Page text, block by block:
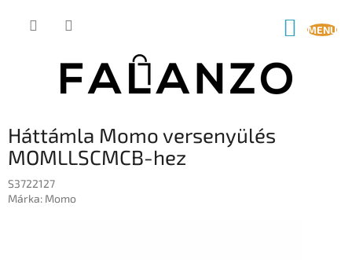
KOSÁR
Háttámla Momo versenyülés
MOMLLSCMCB-hez
S3722127
Márka: Momo